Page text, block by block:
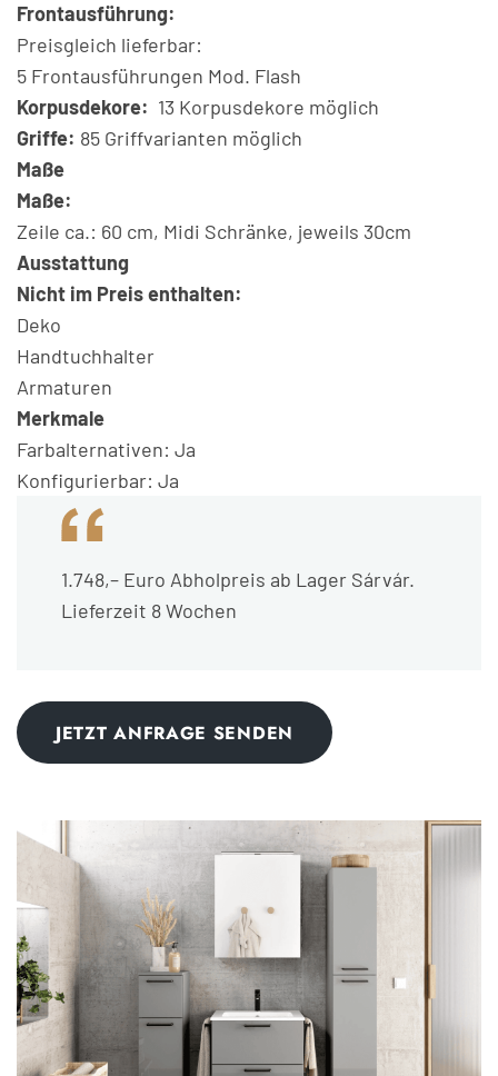
Frontausführung:
Preisgleich lieferbar:
5 Frontausführungen Mod. Flash
Korpusdekore: 13 Korpusdekore möglich
Griffe: 85 Griffvarianten möglich
Maße
Maße:
Zeile ca.: 60 cm, Midi Schränke, jeweils 30cm
Ausstattung
Nicht im Preis enthalten:
Deko
Handtuchhalter
Armaturen
Merkmale
Farbalternativen: Ja
Konfigurierbar: Ja
1.748,– Euro Abholpreis ab Lager Sárvár.
Lieferzeit 8 Wochen
JETZT ANFRAGE SENDEN